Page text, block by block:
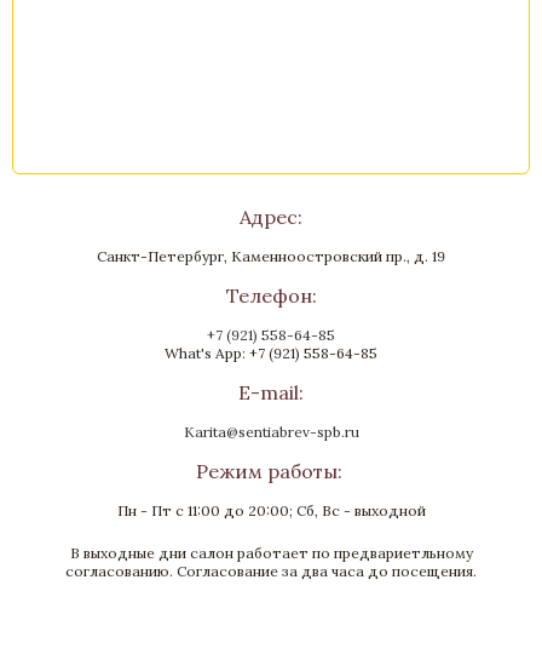
Адрес:
Санкт-Петербург, Каменноостровский пр., д. 19
Телефон:
+7 (921) 558-64-85
What's App: +7 (921) 558-64-85
E-mail:
Karita@sentiabrev-spb.ru
Режим работы:
Пн - Пт с 11:00 до 20:00; Сб, Вс - выходной
В выходные дни салон работает по предвариетльному
согласованию. Согласование за два часа до посещения.